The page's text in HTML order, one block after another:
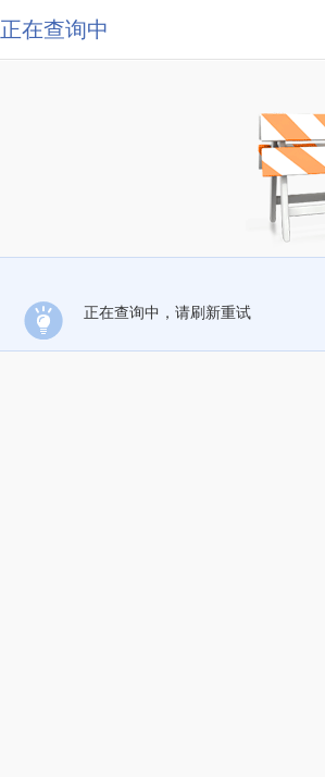
正在查询中
正在查询中，请刷新重试